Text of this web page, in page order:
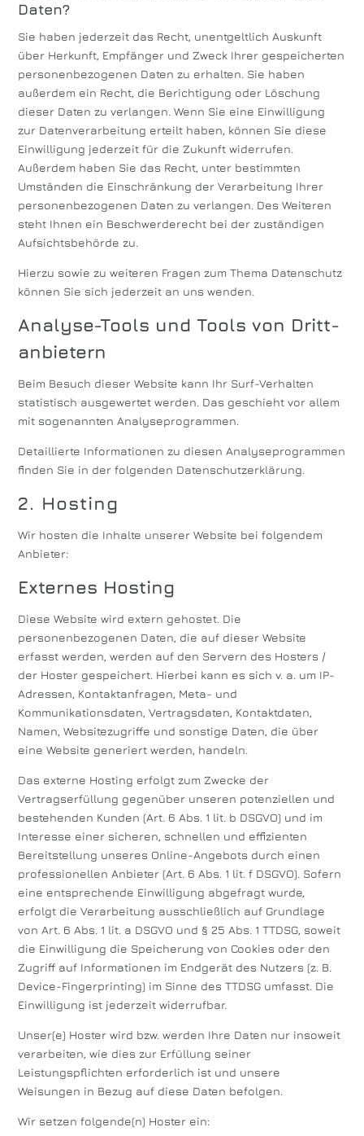
Daten?
Sie haben jederzeit das Recht, unentgeltlich Auskunft
über Herkunft, Empfänger und Zweck Ihrer gespeicherten
personenbezogenen Daten zu erhalten. Sie haben
außerdem ein Recht, die Berichtigung oder Löschung
dieser Daten zu verlangen. Wenn Sie eine Einwilligung
zur Datenverarbeitung erteilt haben, können Sie diese
Einwilligung jederzeit für die Zukunft widerrufen.
Außerdem haben Sie das Recht, unter bestimmten
Umständen die Einschränkung der Verarbeitung Ihrer
personenbezogenen Daten zu verlangen. Des Weiteren
steht Ihnen ein Beschwerderecht bei der zuständigen
Aufsichtsbehörde zu.
Hierzu sowie zu weiteren Fragen zum Thema Datenschutz
können Sie sich jederzeit an uns wenden.
Analyse-Tools und Tools von Dritt­
anbietern
Beim Besuch dieser Website kann Ihr Surf-Verhalten
statistisch ausgewertet werden. Das geschieht vor allem
mit sogenannten Analyseprogrammen.
Detaillierte Informationen zu diesen Analyseprogrammen
finden Sie in der folgenden Datenschutzerklärung.
2. Hosting
Wir hosten die Inhalte unserer Website bei folgendem
Anbieter:
Externes Hosting
Diese Website wird extern gehostet. Die
personenbezogenen Daten, die auf dieser Website
erfasst werden, werden auf den Servern des Hosters /
der Hoster gespeichert. Hierbei kann es sich v. a. um IP-
Adressen, Kontaktanfragen, Meta- und
Kommunikationsdaten, Vertragsdaten, Kontaktdaten,
Namen, Websitezugriffe und sonstige Daten, die über
eine Website generiert werden, handeln.
Das externe Hosting erfolgt zum Zwecke der
Vertragserfüllung gegenüber unseren potenziellen und
bestehenden Kunden (Art. 6 Abs. 1 lit. b DSGVO) und im
Interesse einer sicheren, schnellen und effizienten
Bereitstellung unseres Online-Angebots durch einen
professionellen Anbieter (Art. 6 Abs. 1 lit. f DSGVO). Sofern
eine entsprechende Einwilligung abgefragt wurde,
erfolgt die Verarbeitung ausschließlich auf Grundlage
von Art. 6 Abs. 1 lit. a DSGVO und § 25 Abs. 1 TTDSG, soweit
die Einwilligung die Speicherung von Cookies oder den
Zugriff auf Informationen im Endgerät des Nutzers (z. B.
Device-Fingerprinting) im Sinne des TTDSG umfasst. Die
Einwilligung ist jederzeit widerrufbar.
Unser(e) Hoster wird bzw. werden Ihre Daten nur insoweit
verarbeiten, wie dies zur Erfüllung seiner
Leistungspflichten erforderlich ist und unsere
Weisungen in Bezug auf diese Daten befolgen.
Wir setzen folgende(n) Hoster ein: